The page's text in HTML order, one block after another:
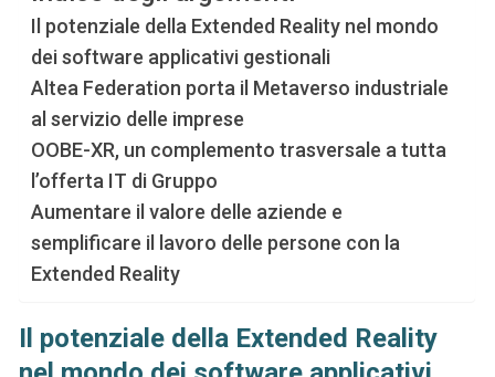
Il potenziale della Extended Reality nel mondo
dei software applicativi gestionali
Altea Federation porta il Metaverso industriale
al servizio delle imprese
OOBE-XR, un complemento trasversale a tutta
l’offerta IT di Gruppo
Aumentare il valore delle aziende e
semplificare il lavoro delle persone con la
Extended Reality
Il potenziale della Extended Reality